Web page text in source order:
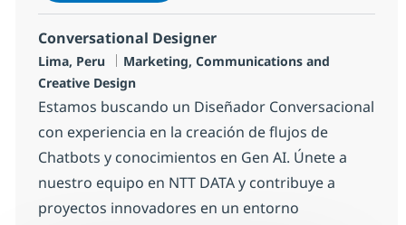
Conversational Designer
Localização
Lima, Peru Categoria
Marketing, Communications and
Creative Design
Estamos buscando un Diseñador Conversacional
con experiencia en la creación de flujos de
Chatbots y conocimientos en Gen AI. Únete a
nuestro equipo en NTT DATA y contribuye a
proyectos innovadores en un entorno